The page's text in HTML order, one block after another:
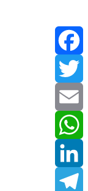
Facebook
Twitter
Email
WhatsApp
LinkedIn